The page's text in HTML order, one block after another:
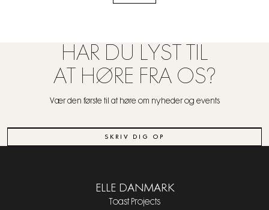
HAR DU LYST TIL
AT HØRE FRA OS?
Vær den første til at høre om nyheder og events
SKRIV DIG OP
ELLE DANMARK
Toast Projects